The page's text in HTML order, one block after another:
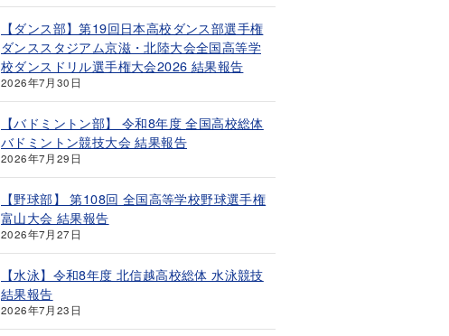
【ダンス部】第19回日本高校ダンス部選手権
ダンススタジアム京滋・北陸大会全国高等学
校ダンスドリル選手権大会2026 結果報告
2026年7月30日
【バドミントン部】 令和8年度 全国高校総体
バドミントン競技大会 結果報告
2026年7月29日
【野球部】 第108回 全国高等学校野球選手権
富山大会 結果報告
2026年7月27日
【水泳】令和8年度 北信越高校総体 水泳競技
結果報告
2026年7月23日